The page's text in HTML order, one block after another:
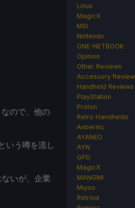
ので、他の
いう噂を流し
ないが、企業
Linux
MagicX
MSI
Nintendo
ONE-NETBOOK
Opinion
Other Reviews
Accessory
Handheld Reviews
PlayStation
Proton
Retro Handhelds
Anbernic
AYANEO
AYN
GPD
MagicX
MANGMI
Miyoo
Retroid